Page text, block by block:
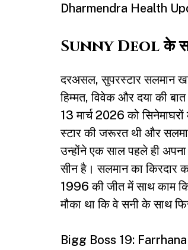
Dharmendra Health
Sunny Deol के
दरअसल, सुपरस्टारसलमान
हिम्मत, विवेक और दया की
13 मार्च 2026 को
स्टार की जरूरत थी और
उन्होंने एक साल पहले ही
सीन है। सलमान का किरदार
1996 की जीत में साथ काम
मौका था कि वे सनी के साथ
Bigg Boss 19: Farrhana